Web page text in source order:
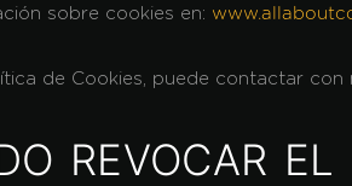
sobre cookies en:
de Cookies, puede contactar con
REVOCAR